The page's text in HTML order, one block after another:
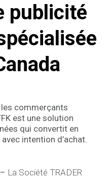
publicité
commerçants
est une solution
qui convertit en
intention d’achat.
La Société TRADER